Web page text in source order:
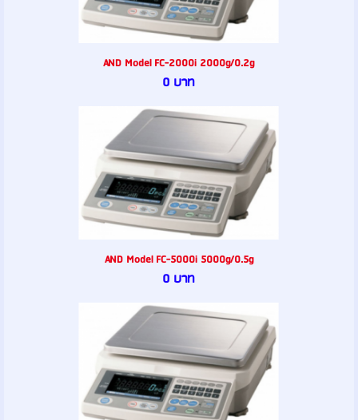
AND Model FC-2000i 2000g/0.2g
0 บาท
AND Model FC-5000i 5000g/0.5g
0 บาท